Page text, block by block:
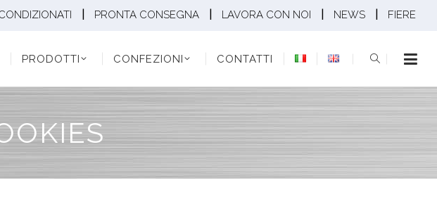
PRONTA CONSEGNA LAVORA CON NOI NEWS FIERE
PRODOTTI CONFEZIONI CONTATTI
PRODOTTI CONFEZIONI CONTATTI